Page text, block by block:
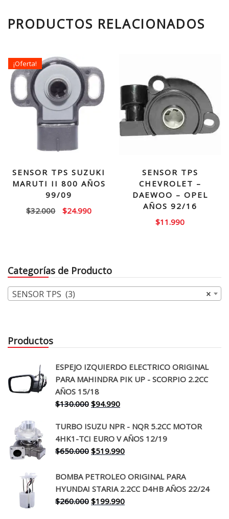
PRODUCTOS RELACIONADOS
¡Oferta!
SENSOR TPS SUZUKI
MARUTI II 800 AÑOS
99/09
$32.000
El
$24.990El
SENSOR TPS
CHEVROLET –
DAEWOO – OPEL
AÑOS 92/16
$11.990
Categorías de Producto
×
SENSOR TPS (3)
Productos
ESPEJO IZQUIERDO ELECTRICO ORIGINAL
PARA MAHINDRA PIK UP - SCORPIO 2.2CC
AÑOS 15/18
$130.000 El
original
era:
$130.000.
$94.990El
actual
es:
$94.990.
TURBO ISUZU NPR - NQR 5.2CC MOTOR
4HK1-TCI EURO V AÑOS 12/19
$650.000 El
original
era:
$650.000.
$519.990El
actual
es:
$519.990.
BOMBA PETROLEO ORIGINAL PARA
HYUNDAI STARIA 2.2CC D4HB AÑOS 22/24
$260.000 El
$199.990El